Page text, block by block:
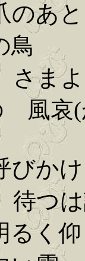
あと
鳥
ま
風哀(
びか
待つ
く